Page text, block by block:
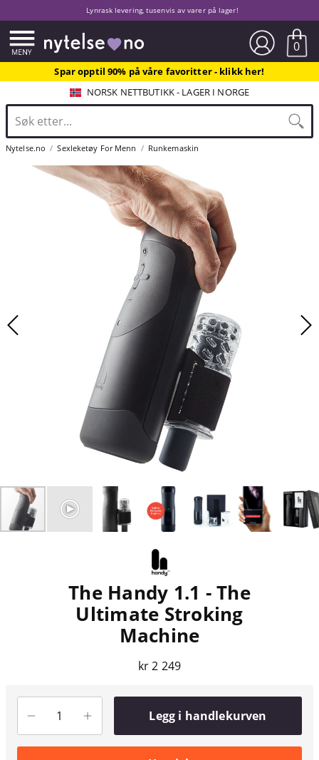
Lynrask levering, tusenvis av varer på lager!
0
Spar opptil 90% på våre favoritter - klikk her!
NORSK NETTBUTIKK - LAGER I NORGE
Nytelse.no Sexleketøy For Menn Runkemaskin
The Handy 1.1 - The
Ultimate Stroking
Machine
kr 2 249
Legg i handlekurven